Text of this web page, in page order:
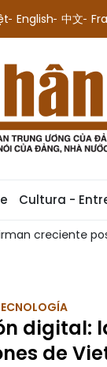
English 中文
Cultura -
creciente
digital:
de